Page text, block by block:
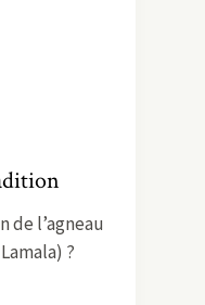
de l’agneau
?